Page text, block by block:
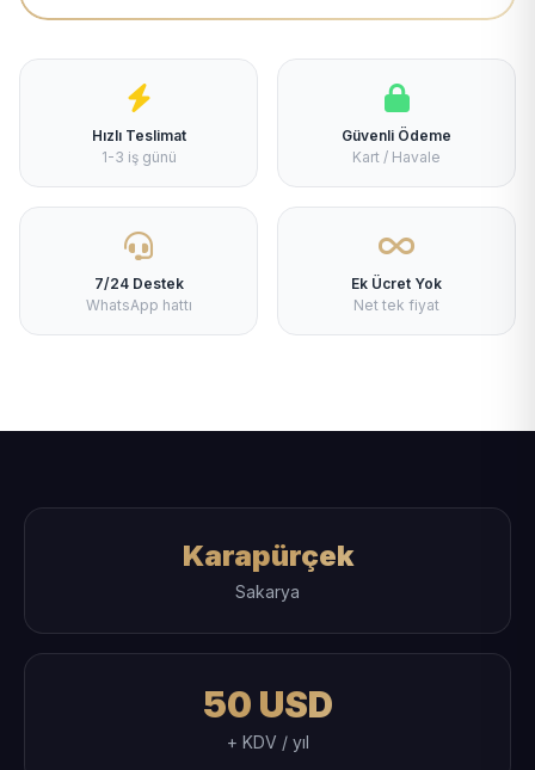
Hızlı Teslimat
1-3 iş günü
Güvenli Ödeme
Kart / Havale
7/24 Destek
WhatsApp hattı
Ek Ücret Yok
Net tek fiyat
Karapürçek
Sakarya
50 USD
+ KDV / yıl